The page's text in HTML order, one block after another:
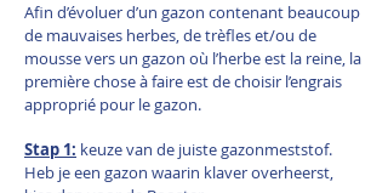
Afin d’évoluer d’un gazon contenant beaucoup
de mauvaises herbes, de trèfles et/ou de
mousse vers un gazon où l’herbe est la reine, la
première chose à faire est de choisir l’engrais
approprié pour le gazon.
Stap 1: keuze van de juiste gazonmeststof.
Heb je een gazon waarin klaver overheerst,